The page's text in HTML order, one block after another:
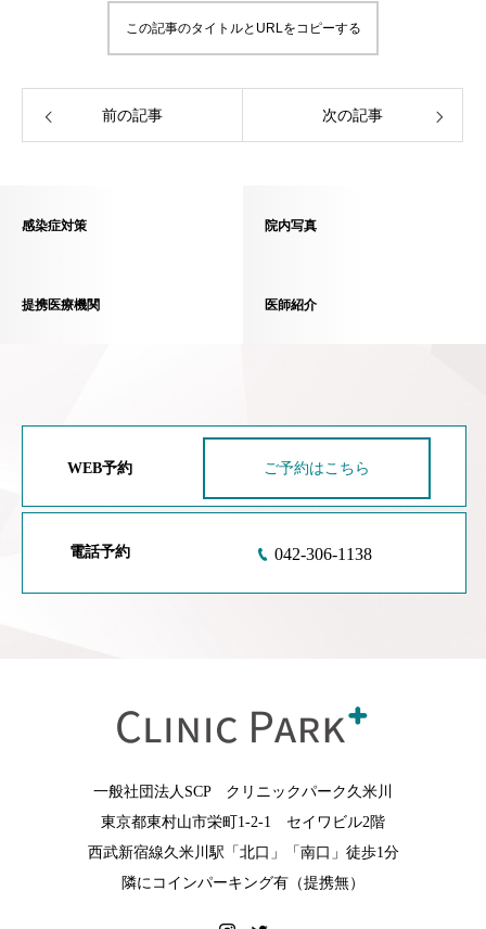
この記事のタイトルとURLをコピーする
前の記事 次の記事
感染症対策 院内写真
提携医療機関 医師紹介
WEB予約 ご予約はこちら
電話予約 042-306-1138
一般社団法人SCP クリニックパーク久米川
東京都東村山市栄町1-2-1 セイワビル2階
西武新宿線久米川駅「北口」「南口」徒歩1分
隣にコインパーキング有（提携無）